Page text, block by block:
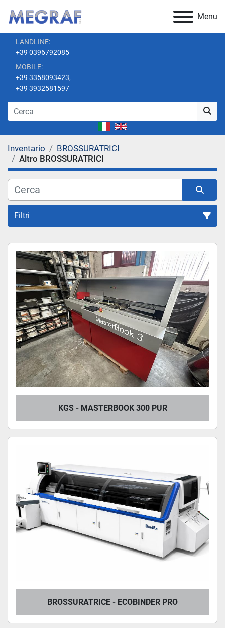
Menu
LANDLINE:
+39 0396792085
MOBILE:
+39 3358093423,
+39 3932581597
Inventario
BROSSURATRICI
Altro BROSSURATRICI
Filtri
Altro BROSSURATRICI (3)
Ordina per
KGS - MASTERBOOK 300 PUR
BROSSURATRICE - ECOBINDER PRO